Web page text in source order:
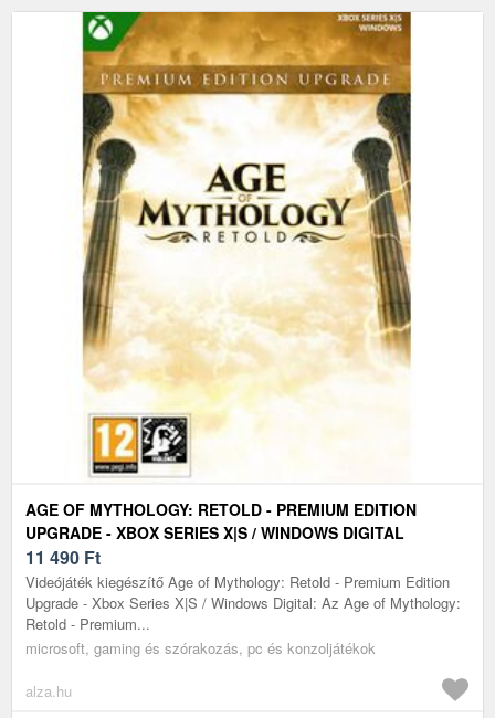
AGE OF MYTHOLOGY: RETOLD - PREMIUM EDITION
UPGRADE - XBOX SERIES X|S / WINDOWS DIGITAL
11 490 Ft
Videójáték kiegészítő Age of Mythology: Retold - Premium Edition
Upgrade - Xbox Series X|S / Windows Digital: Az Age of Mythology:
Retold - Premium...
microsoft, gaming és szórakozás, pc és konzoljátékok
alza.hu